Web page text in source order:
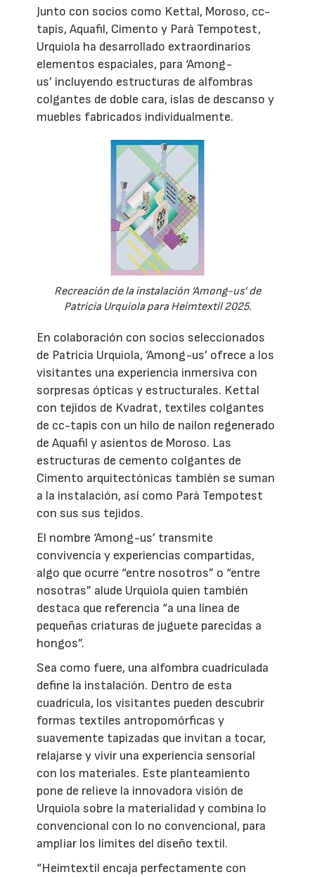
Junto con socios como Kettal, Moroso, cc-
tapis, Aquafil, Cimento y Parà Tempotest,
Urquiola ha desarrollado extraordinarios
elementos espaciales, para ‘Among-
us’ incluyendo estructuras de alfombras
colgantes de doble cara, islas de descanso y
muebles fabricados individualmente.
Recreación de la instalación ‘Among-us’ de
Patricia Urquiola para Heimtextil 2025.
En colaboración con socios seleccionados
de Patricia Urquiola, ‘Among-us’ ofrece a los
visitantes una experiencia inmersiva con
sorpresas ópticas y estructurales. Kettal
con tejidos de Kvadrat, textiles colgantes
de cc-tapis con un hilo de nailon regenerado
de Aquafil y asientos de Moroso. Las
estructuras de cemento colgantes de
Cimento arquitectónicas también se suman
a la instalación, así como Parà Tempotest
con sus sus tejidos.
El nombre ‘Among-us’ transmite
convivencia y experiencias compartidas,
algo que ocurre “entre nosotros” o “entre
nosotras” alude Urquiola quien también
destaca que referencia “a una línea de
pequeñas criaturas de juguete parecidas a
hongos”.
Sea como fuere, una alfombra cuadriculada
define la instalación. Dentro de esta
cuadrícula, los visitantes pueden descubrir
formas textiles antropomórficas y
suavemente tapizadas que invitan a tocar,
relajarse y vivir una experiencia sensorial
con los materiales. Este planteamiento
pone de relieve la innovadora visión de
Urquiola sobre la materialidad y combina lo
convencional con lo no convencional, para
ampliar los límites del diseño textil.
“Heimtextil encaja perfectamente con